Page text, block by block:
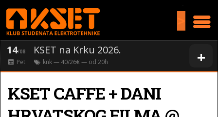
+
14/08 KSET na Krku 2026.
Pet knk— 40/26€ — od 20h
KSET CAFFE + DANI